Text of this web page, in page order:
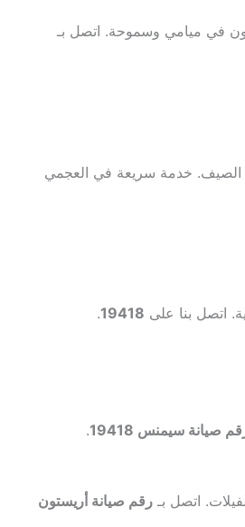
في ميامي وسموحة. اتصل بـ
الصيف. خدمة سريعة في العجمي
اتصل بنا على 19418
.
صيانة سيمنس 19418 .
اتصل بـ رقم صيانة أريستون